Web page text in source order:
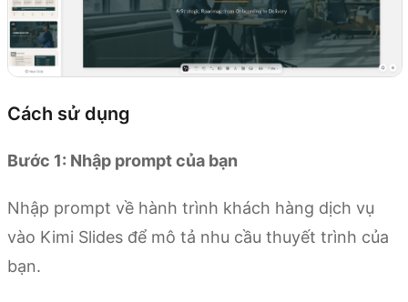
Cách sử dụng
Bước 1: Nhập prompt của bạn
Nhập prompt về hành trình khách hàng dịch vụ
vào Kimi Slides để mô tả nhu cầu thuyết trình của
bạn.